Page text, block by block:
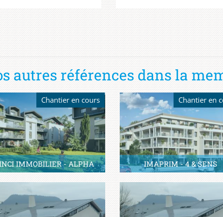
autres références dans la
IMMOBILIER - ALPHA
Chantier en cours
IMAPRIM - 4 & SENS
Chantier en